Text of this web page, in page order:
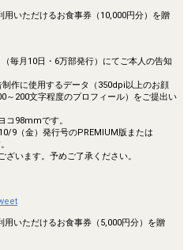
いただけるお食事券（10,000円分）を贈
毎月10日・6万部発行）にてご本人の告知
作に使用するデータ（350dpi以上のお顔
～200文字程度のプロフィール）をご提出い
コ98mmです。
9（金）発行号のPREMIUM版または
います。予めご了承ください。
いただけるお食事券（5,000円分）を贈